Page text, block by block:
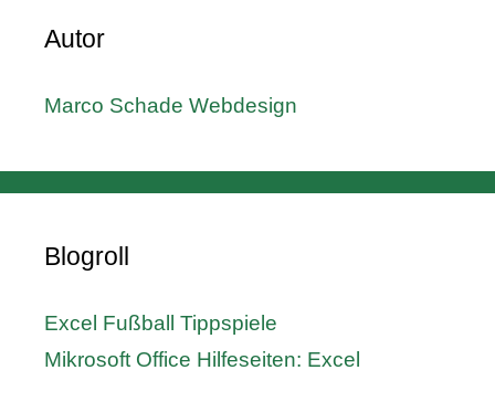
Autor
Marco Schade Webdesign
Blogroll
Excel Fußball Tippspiele
Mikrosoft Office Hilfeseiten: Excel